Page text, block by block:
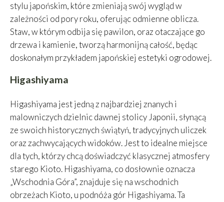
stylu japońskim, które zmieniają swój wygląd w
zależności od pory roku, oferując odmienne oblicza.
Staw, w którym odbija się pawilon, oraz otaczające go
drzewa i kamienie, tworzą harmonijną całość, będąc
doskonałym przykładem japońskiej estetyki ogrodowej.
Higashiyama
Higashiyama jest jedną z najbardziej znanych i
malowniczych dzielnic dawnej stolicy Japonii, słynącą
ze swoich historycznych świątyń, tradycyjnych uliczek
oraz zachwycających widoków. Jest to idealne miejsce
dla tych, którzy chcą doświadczyć klasycznej atmosfery
starego Kioto. Higashiyama, co dosłownie oznacza
„Wschodnia Góra”, znajduje się na wschodnich
obrzeżach Kioto, u podnóża gór Higashiyama. Ta